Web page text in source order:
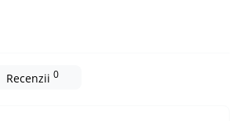
Recenzii 0